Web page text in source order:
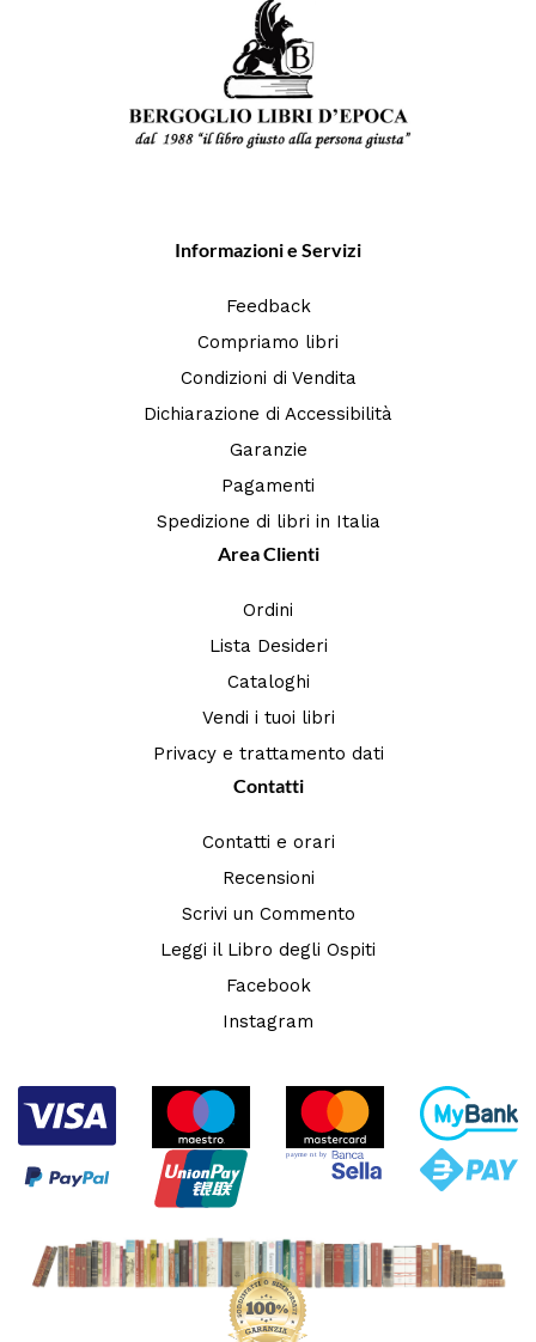
Informazioni e Servizi
Feedback
Compriamo libri
Condizioni di Vendita
Dichiarazione di Accessibilità
Garanzie
Pagamenti
Spedizione di libri in Italia
Area Clienti
Ordini
Lista Desideri
Cataloghi
Vendi i tuoi libri
Privacy e trattamento dati
Contatti
Contatti e orari
Recensioni
Scrivi un Commento
Leggi il Libro degli Ospiti
Facebook
Instagram